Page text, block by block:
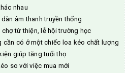
nhau
âm thanh truyền thống
từ thiện, lễ hội trường học
cần có ở một chiếc loa kéo chất lượng
giúp tăng tuổi thọ
so với việc mua mới